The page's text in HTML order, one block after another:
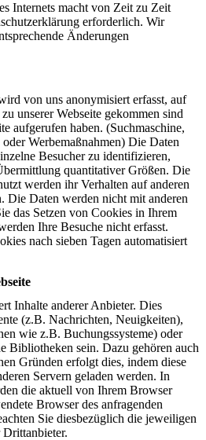
Internets macht von Zeit zu Zeit
erforderlich. Wir
Änderungen
von uns anonymisiert erfasst, auf
unserer Webseite gekommen sind
aufgerufen haben. (Suchmaschine,
Werbemaßnahmen) Die Daten
Besucher zu identifizieren,
quantitativer Größen. Die
werden ihr Verhalten auf anderen
Die Daten werden nicht mit anderen
das Setzen von Cookies in Ihrem
Ihre Besuche nicht erfasst.
nach sieben Tagen automatisiert
Inhalte anderer Anbieter. Dies
(z.B. Nachrichten, Neuigkeiten),
wie z.B. Buchungssysteme) oder
Bibliotheken sein. Dazu gehören auch
Gründen erfolgt dies, indem diese
Servern geladen werden. In
die aktuell von Ihrem Browser
Browser des anfragenden
Sie diesbezüglich die jeweiligen